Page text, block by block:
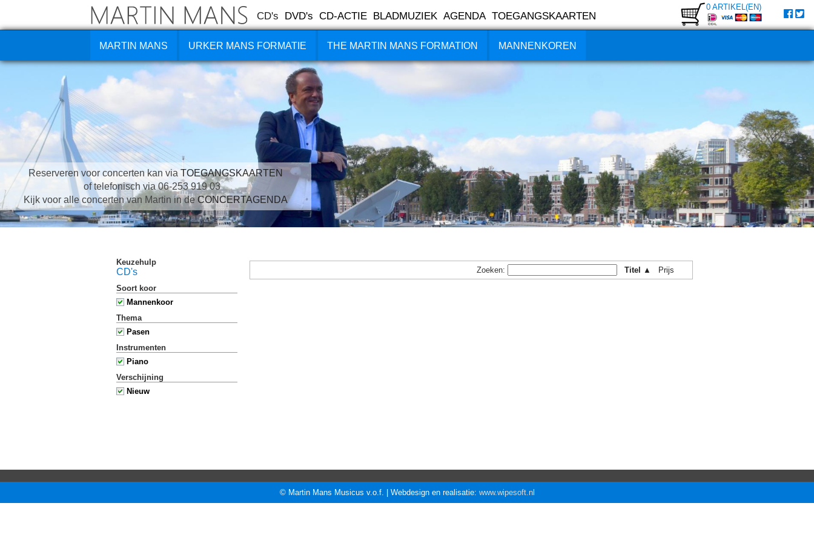
CD's DVD's CD-ACTIE BLADMUZIEK AGENDA TOEGANGSKAARTEN
0 ARTIKEL(EN)
MARTIN MANS URKER MANS FORMATIE THE MARTIN MANS FORMATION MANNENKOREN
Reserveren voor concerten kan via TOEGANGSKAARTEN
of telefonisch via 06-253 919 03
Kijk voor alle concerten van Martin in deCONCERTAGENDA
Keuzehulp
CD's
Soort koor
Mannenkoor
Thema
Pasen
Instrumenten
Piano
Verschijning
Nieuw
Zoeken: Titel ▲ Prijs
© Martin Mans Musicus v.o.f. | Webdesign en realisatie: www.wipesoft.nl